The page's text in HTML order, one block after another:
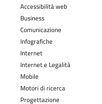
Accessibilità web
Business
Comunicazione
Infografiche
Internet
Internet e Legalità
Mobile
Motori di ricerca
Progettazione